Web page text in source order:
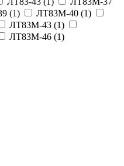
(1) ЛТ83М-40 (1)
ЛТ83М-43 (1)
ЛТ83М-46 (1)